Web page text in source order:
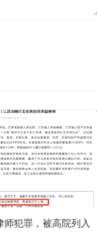
师犯罪，被高院列入